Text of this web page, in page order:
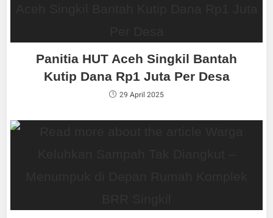
Panitia HUT Aceh Singkil Bantah
Kutip Dana Rp1 Juta Per Desa
29 April 2025